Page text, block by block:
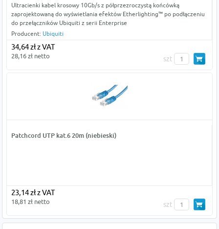
Ultracienki kabel krosowy 10Gb/s z półprzezroczystą końcówką
zaprojektowaną do wyświetlania efektów Etherlighting™ po podłączeniu
do przełączników Ubiquiti z serii Enterprise
Producent: Ubiquiti
34,64 zł z VAT
28,16 zł netto szt
Patchcord UTP kat.6 20m (niebieski)
23,14 zł z VAT
18,81 zł netto szt